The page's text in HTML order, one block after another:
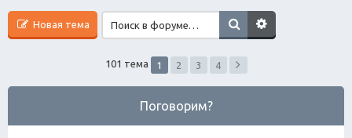
Новая тема
101 тема 1 2 3 4
Поговорим?